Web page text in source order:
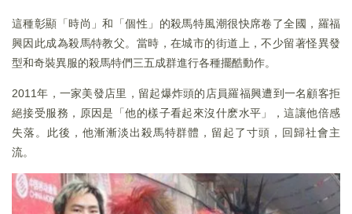
這種彰顯「時尚」和「個性」的殺馬特風潮很快席卷了全國，羅福
興因此成為殺馬特教父。當時，在城市的街道上，不少留著怪異發
型和奇裝異服的殺馬特們三五成群進行各種擺酷動作。
2011年，一家美發店里，留起爆炸頭的店員羅福興遭到一名顧客拒
絕接受服務，原因是「他的樣子看起來沒什麽水平」，這讓他倍感
失落。此後，他漸漸淡出殺馬特群體，留起了寸頭，回歸社會主
流。